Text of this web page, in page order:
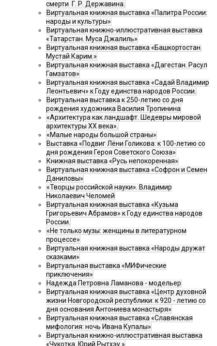
смерти Г. Р. Державина.
Виртуальная книжная выставка «Палитра России:
народы и культуры»
Виртуальная книжно-иллюстративная выставка
«Татарстан. Муса Джалиль»
Виртуальная книжная выставка «Башкортостан.
Мустай Карим.»
Виртуальная книжная выставка «Дагестан. Расул
Гамзатов»
Виртуальная книжная выставка «Садай Владимир
Леонтьевич» к Году единства народов России.
Виртуальная выставка к 250-летию со дня
рождения художника Василия Тропинина
«Архитектура как ландшафт. Шедевры мировой
архитектуры XX века».
«Малые народы большой страны»
Выставка «Подвиг Лёни Голикова: к 100-летию со
дня рождения Героя Советского Союза»
Книжная выставка «Русь непокоренная»
Виртуальная книжная выставка «Софрон и Семен
Даниловы»
«Творцы российской науки». Владимир
Николаевич Челомей
Виртуальная книжная выставка «Кузьма
Григорьевич Абрамов» к Году единства народов
России.
«Не только музы: женщины в литературном
процессе»
Виртуальная книжная выставка «Народы дружат
сказками»
Виртуальная выставка «МИФические
приключения»
Надежда Петровна Ламанова - модельер
Виртуальная книжная выставка «Центр духовной
жизни Новгородской республики: к 920 - летию со
дня основания Антониева монастыря»
Виртуальная книжная выставка «Славянская
мифология: ночь Ивана Купалы»
Виртуальная книжно-иллюстративная выставка
«Чукотка. Юрий Рытхэу.»